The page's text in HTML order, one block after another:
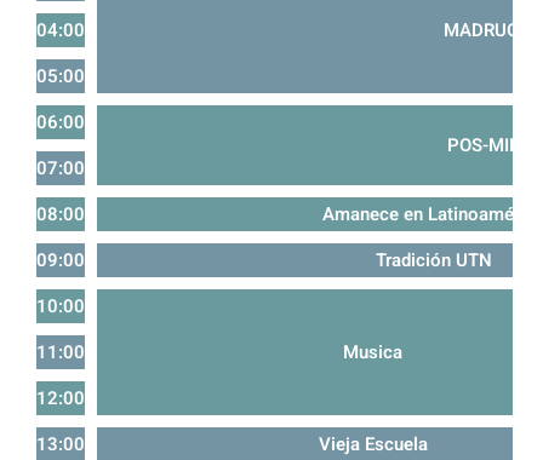
04:00
05:00
06:00
POS-
07:00
08:00
Amanece en Latinoamérica
09:00
Tradición UTN
10:00
Musica
11:00
12:00
13:00
Vieja Escuela